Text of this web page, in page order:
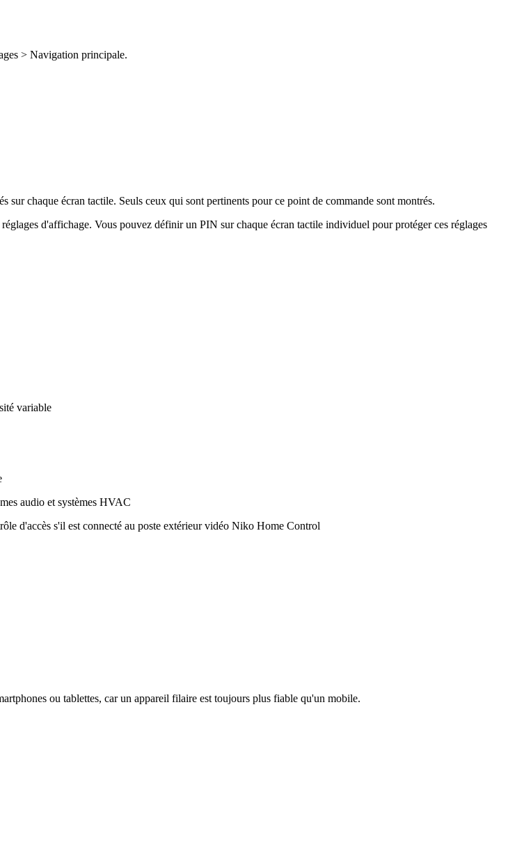
> Navigation principale.
chaque écran tactile. Seuls ceux qui sont pertinents pour ce point de commande sont montrés.
d'affichage. Vous pouvez définir un PIN sur chaque écran tactile individuel pour protéger ces réglages
variable
audio et systèmes HVAC
d'accès s'il est connecté au poste extérieur vidéo Niko Home Control
ou tablettes, car un appareil filaire est toujours plus fiable qu'un mobile.